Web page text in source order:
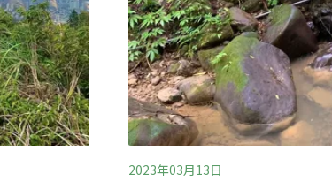
2023年03月13日